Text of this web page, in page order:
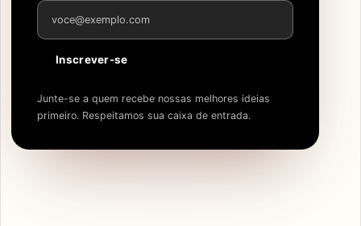
Endereço de e-mail
Inscrever-se
Junte-se a quem recebe nossas melhores ideias
primeiro. Respeitamos sua caixa de entrada.